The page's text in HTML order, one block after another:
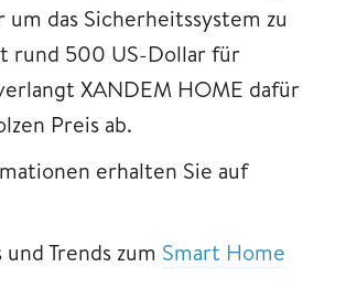
das Sicherheitssystem zu
rund 500 US-Dollar für
XANDEM HOME dafür
Preis ab.
erhalten Sie auf
Trends zum Smart Home